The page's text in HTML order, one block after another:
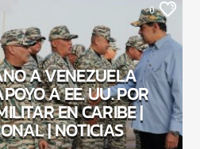
0
A VENEZUELA
A EE. UU. POR
EN CARIBE |
| NOTICIAS